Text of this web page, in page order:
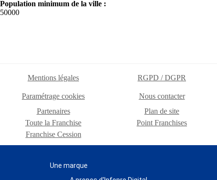
Population minimum de la ville :
50000
Mentions légales RGPD / DGPR
Paramétrage cookies
Nous contacter
Partenaires
Plan de site
Toute la Franchise
Point Franchises
Franchise Cession
Une marque